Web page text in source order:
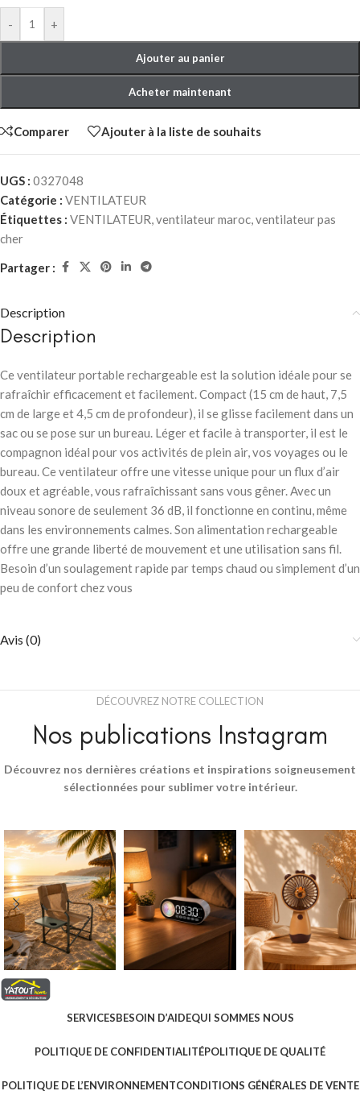
- +
Ajouter au panier
Acheter maintenant
Comparer Ajouter à la liste de souhaits
UGS : 0327048
Catégorie : VENTILATEUR
Étiquettes : VENTILATEUR,ventilateur maroc,ventilateur pas
cher
Partager :
Description
Description
Ce ventilateur portable rechargeable est la solution idéale pour se
rafraîchir efficacement et facilement. Compact (15 cm de haut, 7,5
cm de large et 4,5 cm de profondeur), il se glisse facilement dans un
sac ou se pose sur un bureau. Léger et facile à transporter, il est le
compagnon idéal pour vos activités de plein air, vos voyages ou le
bureau. Ce ventilateur offre une vitesse unique pour un flux d’air
doux et agréable, vous rafraîchissant sans vous gêner. Avec un
niveau sonore de seulement 36 dB, il fonctionne en continu, même
dans les environnements calmes. Son alimentation rechargeable
offre une grande liberté de mouvement et une utilisation sans fil.
Besoin d’un soulagement rapide par temps chaud ou simplement d’un
peu de confort chez vous
Avis (0)
DÉCOUVREZ NOTRE COLLECTION
Nos publications Instagram
Découvrez nos dernières créations et inspirations soigneusement
sélectionnées pour sublimer votre intérieur.
SERVICESBESOIN D’AIDEQUI SOMMES NOUS
POLITIQUE DE CONFIDENTIALITÉPOLITIQUE DE QUALITÉ
POLITIQUE DE L’ENVIRONNEMENTCONDITIONS GÉNÉRALES DE VENTE